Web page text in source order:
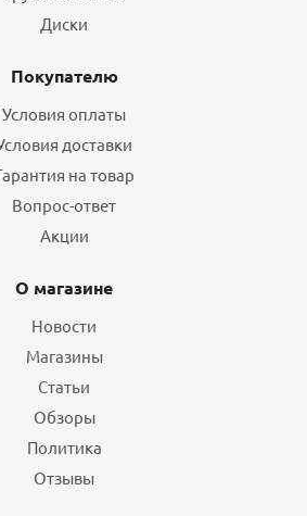
Диски
Покупателю
Условия оплаты
доставки
на товар
Вопрос-ответ
Акции
О магазине
Новости
Магазины
Статьи
Обзоры
Политика
Отзывы